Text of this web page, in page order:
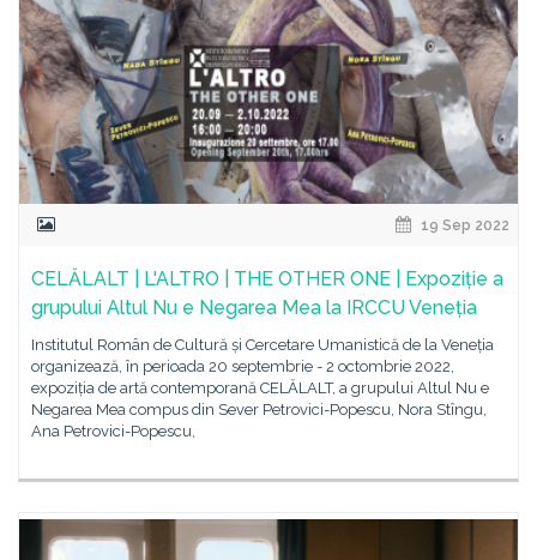
19 Sep 2022
CELĂLALT | L'ALTRO | THE OTHER ONE | Expoziție a
grupului Altul Nu e Negarea Mea la IRCCU Veneția
Institutul Român de Cultură și Cercetare Umanistică de la Veneția
organizează, în perioada 20 septembrie - 2 octombrie 2022,
expoziția de artă contemporană CELĂLALT, a grupului Altul Nu e
Negarea Mea compus din Sever Petrovici-Popescu, Nora Stîngu,
Ana Petrovici-Popescu,